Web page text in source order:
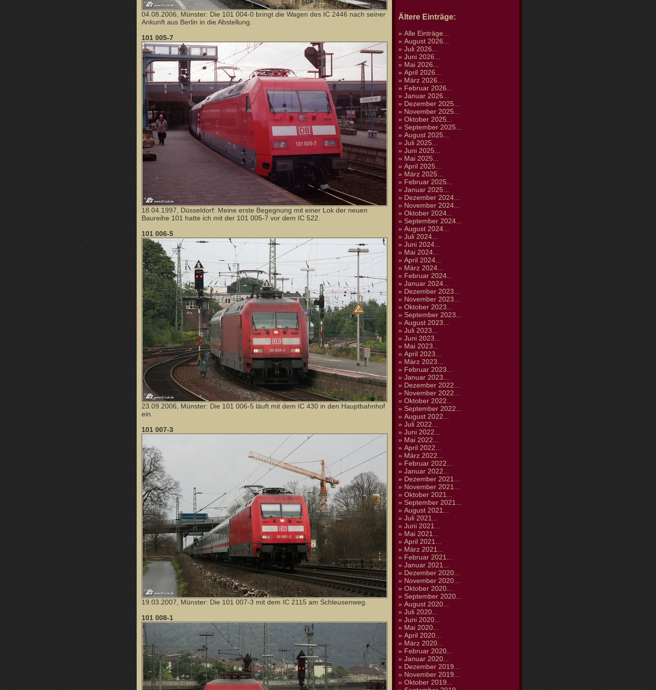
Ältere Einträge:
» Alle Einträge...
» August 2026...
» Juli 2026...
» Juni 2026...
» Mai 2026...
» April 2026...
» März 2026...
» Februar 2026...
» Januar 2026...
» Dezember 2025...
» November 2025...
» Oktober 2025...
» September 2025...
» August 2025...
» Juli 2025...
» Juni 2025...
» Mai 2025...
» April 2025...
» März 2025...
» Februar 2025...
» Januar 2025...
» Dezember 2024...
» November 2024...
» Oktober 2024...
» September 2024...
» August 2024...
» Juli 2024...
» Juni 2024...
» Mai 2024...
» April 2024...
» März 2024...
» Februar 2024...
» Januar 2024...
» Dezember 2023...
» November 2023...
» Oktober 2023...
» September 2023...
» August 2023...
» Juli 2023...
» Juni 2023...
» Mai 2023...
» April 2023...
» März 2023...
» Februar 2023...
» Januar 2023...
» Dezember 2022...
» November 2022...
» Oktober 2022...
» September 2022...
» August 2022...
» Juli 2022...
» Juni 2022...
» Mai 2022...
» April 2022...
» März 2022...
» Februar 2022...
» Januar 2022...
» Dezember 2021...
» November 2021...
» Oktober 2021...
» September 2021...
» August 2021...
» Juli 2021...
» Juni 2021...
» Mai 2021...
» April 2021...
» März 2021...
» Februar 2021...
» Januar 2021...
» Dezember 2020...
» November 2020...
» Oktober 2020...
» September 2020...
» August 2020...
» Juli 2020...
» Juni 2020...
» Mai 2020...
» April 2020...
» März 2020...
» Februar 2020...
» Januar 2020...
» Dezember 2019...
» November 2019...
» Oktober 2019...
04.08.2006, Münster: Die 101 004-0 bringt die Wagen des IC 2446 nach seiner
Ankunft aus Berlin in die Abstellung.
101 005-7
18.04.1997, Düsseldorf: Meine erste Begegnung mit einer Lok der neuen
Baureihe 101 hatte ich mit der 101 005-7 vor dem IC 522.
101 006-5
23.09.2006, Münster: Die 101 006-5 läuft mit dem IC 430 in den Hauptbahnhof
ein.
101 007-3
19.03.2007, Münster: Die 101 007-3 mit dem IC 2115 am Schleusenweg.
101 008-1